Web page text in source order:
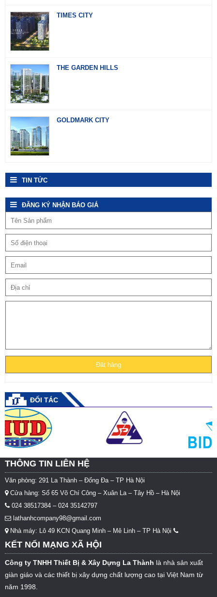
TIMES CITY
THE GARDEN HILLS
GOLDMARK CITY
TIN TỨC
ĐĂNG KÝ NHẬN BÁO GIÁ
ĐỐI TÁC
THÔNG TIN LIÊN HỆ
Văn phòng: 291 La Thành – Đống Đa – TP Hà Nội
Cửa hàng: Số 65 Võ Chí Công – Xuân La – Tây Hồ – Hà Nội
024 38517384 – 024 35142797
lathanhcompany98@gmail.com
Nhà máy: Lô 49 KCN Quang Minh – Mê Linh – TP Hà Nội
KẾT NỐI MẠNG XÃ HỘI
Công ty TNHH Thiết Bị & Xây Dựng La Thành là nhà sản xuất
giàn giáo và các thiết bị xây dựng chất lượng cao tại Việt Nam từ
năm 1998.